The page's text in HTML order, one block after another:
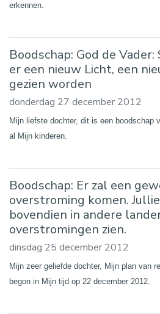
erkennen.
Boodschap: God de Vader:
er een nieuw Licht, een
gezien worden
donderdag 27 december 2012
Mijn liefste dochter, dit is een boodschap
al Mijn kinderen.
Boodschap: Er zal een
overstroming komen.
bovendien in andere
overstromingen zien.
dinsdag 25 december 2012
Mijn zeer geliefde dochter, Mijn plan van
begon in Mijn tijd op 22 december 2012.